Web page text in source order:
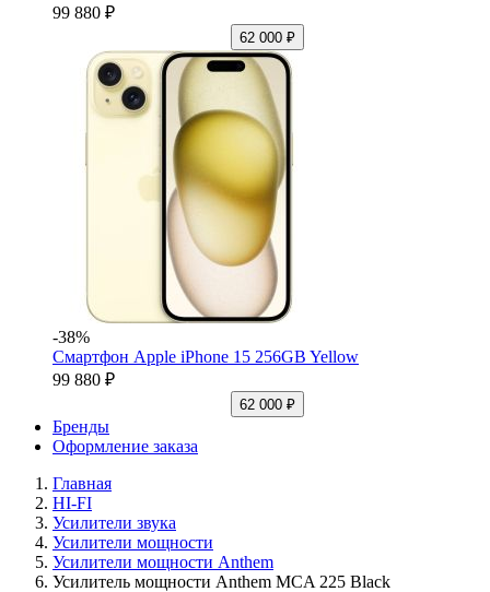
99 880 ₽
62 000 ₽
-38%
Смартфон Apple iPhone 15 256GB Yellow
99 880 ₽
62 000 ₽
Бренды
Оформление заказа
Главная
HI-FI
Усилители звука
Усилители мощности
Усилители мощности Anthem
Усилитель мощности Anthem MCA 225 Black